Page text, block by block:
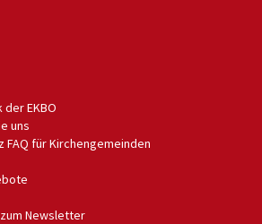
EKBO
uns
FAQ für Kirchengemeinden
Newsletter